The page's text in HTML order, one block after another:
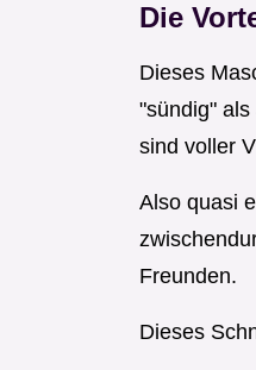
Die
Dieses
"sündig"
sind voller
Also quasi
Freunden.
Dieses